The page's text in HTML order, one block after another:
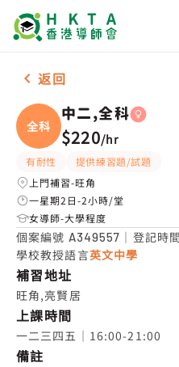
女-1名 中二,全科，旺角 補
返回
全科
中二,全科
$220/hr
有耐性
提供練習題/試題
上門補習-旺角
一星期2日-2小時/堂
女導師-大學程度
個案編號 A349557 ｜登記時
學校教授語言英文中學
補習地址
旺角,亮賢居
上課時間
一二三四五｜16:00-21:00
備註